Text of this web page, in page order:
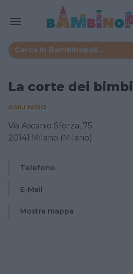
La corte dei bimbi
ASILI NIDO
Via Ascanio Sforza, 75
20141 Milano (Milano)
Telefono
E-Mail
Mostra mappa